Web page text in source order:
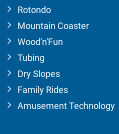
Rotondo
Mountain Coaster
Wood'n'Fun
Tubing
Dry Slopes
Family Rides
Amusement Technology